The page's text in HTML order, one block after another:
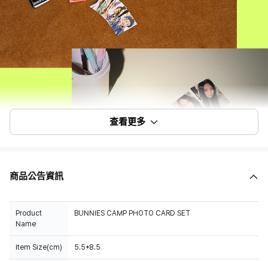
查看更多
商品公告資訊
Product
Name
BUNNIES CAMP PHOTO CARD SET
Item Size(cm) 5.5*8.5